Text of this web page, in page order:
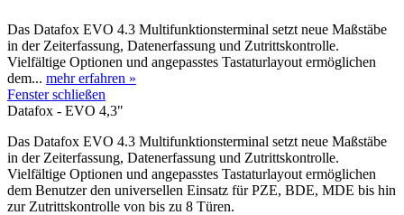
Das Datafox EVO 4.3 Multifunktionsterminal setzt neue Maßstäbe
in der Zeiterfassung, Datenerfassung und Zutrittskontrolle.
Vielfältige Optionen und angepasstes Tastaturlayout ermöglichen
dem... mehr erfahren »
Fenster schließen
Datafox - EVO 4,3"
Das Datafox EVO 4.3 Multifunktionsterminal setzt neue Maßstäbe
in der Zeiterfassung, Datenerfassung und Zutrittskontrolle.
Vielfältige Optionen und angepasstes Tastaturlayout ermöglichen
dem Benutzer den universellen Einsatz für PZE, BDE, MDE bis hin
zur Zutrittskontrolle von bis zu 8 Türen.